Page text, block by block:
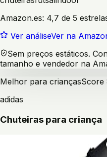
Amazon.es: 4,7 de 5
Ver análiseVer na
Sem preços estáticos.
tamanho e vendedor na
Melhor para criançasScore
adidas
Chuteiras para criança